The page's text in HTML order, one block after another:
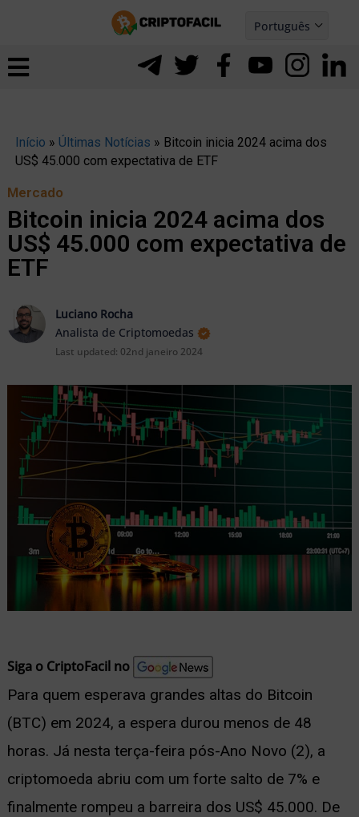
Português
Español
Início » Últimas Notícias » Bitcoin inicia 2024 acima dos
US$ 45.000 com expectativa de ETF
Mercado
Bitcoin inicia 2024 acima dos
US$ 45.000 com expectativa de
ETF
Luciano Rocha
Analista de Criptomoedas
Last updated: 02nd janeiro 2024
Siga o CriptoFacil no
Para quem esperava grandes altas do Bitcoin
(BTC) em 2024, a espera durou menos de 48
horas. Já nesta terça-feira pós-Ano Novo (2), a
criptomoeda abriu com um forte salto de 7% e
finalmente rompeu a barreira dos US$ 45.000. De